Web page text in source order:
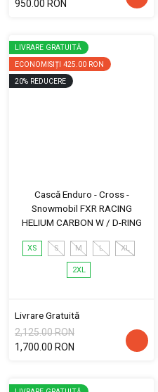
950.00 RON
LIVRARE GRATUITĂ
ECONOMISIȚI 425.00 RON
20% REDUCERE
Cască Enduro - Cross -
Snowmobil FXR RACING
HELIUM CARBON W / D-RING
XS S M L XL
2XL
Livrare Gratuită
2,125.00 RON
1,700.00 RON